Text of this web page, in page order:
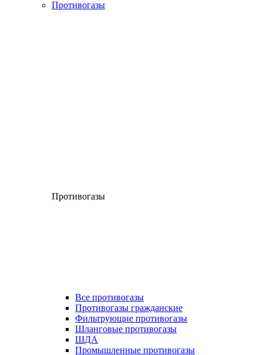
Противогазы
Противогазы
Все противогазы
Противогазы гражданские
Фильтрующие противогазы
Шланговые противогазы
ШДА
Промышленные противогазы